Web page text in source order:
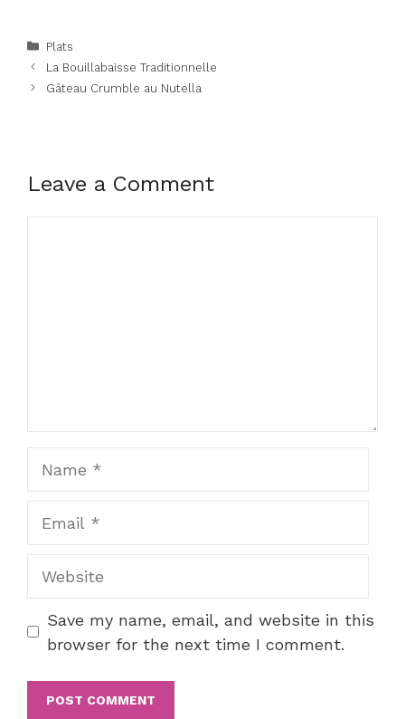
Categories
Plats
La Bouillabaisse Traditionnelle
Gâteau Crumble au Nutella
Leave a Comment
Save my name, email, and website in this
browser for the next time I comment.